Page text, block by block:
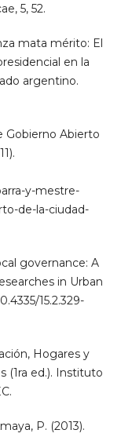
5, 52.
mata mérito: El
en la
argentino.
Gobierno Abierto
y-mestre-
de-la-ciudad-
governance: A
in Urban
15.2.329-
Hogares y
(1ra ed.). Instituto
P. (2013).